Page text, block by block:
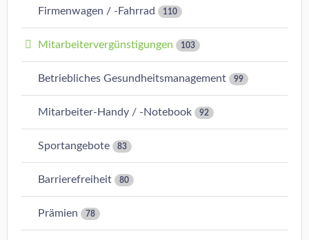
Firmenwagen / -Fahrrad 110
Mitarbeitervergünstigungen 103
Betriebliches Gesundheitsmanagement 99
Mitarbeiter-Handy / -Notebook 92
Sportangebote 83
Barrierefreiheit 80
Prämien 78